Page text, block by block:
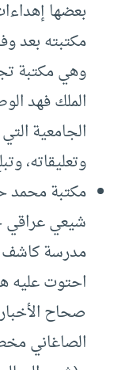
بعضها
مكتبته بعد
وهي مكتبة
الملك فهد
الجامعية
وتعليقاته، وتبلغ
مكتبة محمد
شيعي عراقي
مدرسة كاشف
احتوت عليه
صحاح